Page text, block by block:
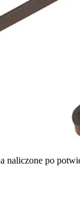
naliczone po